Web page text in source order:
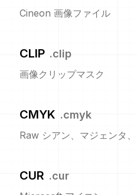
Cineon 画像ファイル
CLIP .clip
画像クリップマスク
CMYK .cmyk
Raw シアン、マジェンタ
CUR .cur